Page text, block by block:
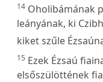
14 Oholibámának
leányának, ki
kiket szűle
15 Ezek Ézsaú
elsőszülöttének